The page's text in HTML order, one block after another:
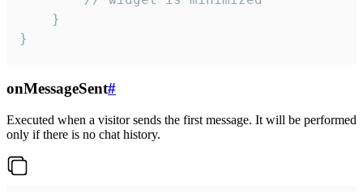
    }
}
onMessageSent#
Executed when a visitor sends the first message. It will be performed
only if there is no chat history.